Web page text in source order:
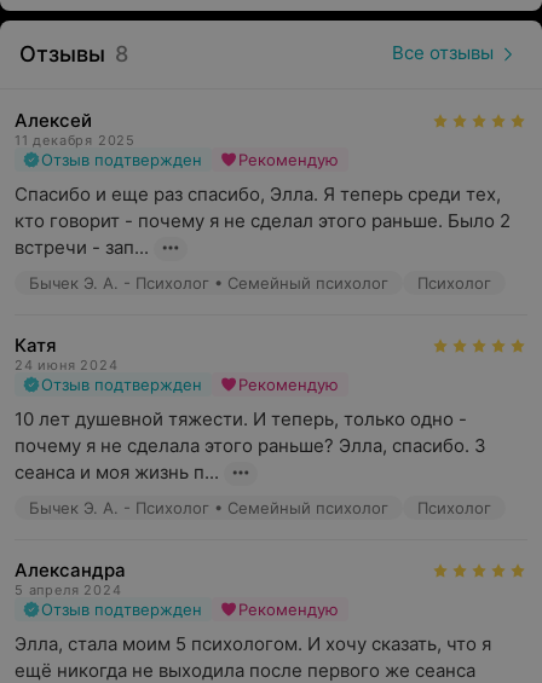
счастливее.
Если есть запрос на терапию — следует обратиться к
специалисту. Негативные убеждения и давние травмы
Запись на консультацию осуществляется по телефону и
онлайн.
Отзывы 8 Все отзывы
Алексей
11 декабря 2025
Отзыв подтвержден Рекомендую
Спасибо и еще раз спасибо, Элла. Я теперь среди тех,
кто говорит - почему я не сделал этого раньше. Было 2
встречи - зап...
Бычек Э. А. - Психолог • Семейный психолог Психолог
Катя
24 июня 2024
Отзыв подтвержден Рекомендую
10 лет душевной тяжести. И теперь, только одно -
почему я не сделала этого раньше? Элла, спасибо. 3
сеанса и моя жизнь п...
Бычек Э. А. - Психолог • Семейный психолог Психолог
Александра
5 апреля 2024
Отзыв подтвержден Рекомендую
Элла, стала моим 5 психологом. И хочу сказать, что я
ещё никогда не выходила после первого же сеанса